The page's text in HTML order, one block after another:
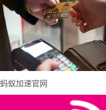
蚂蚁加速官网